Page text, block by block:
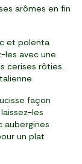
arômes en fin
et polenta
les avec une
cerises rôties.
façon
les
aubergines
un plat